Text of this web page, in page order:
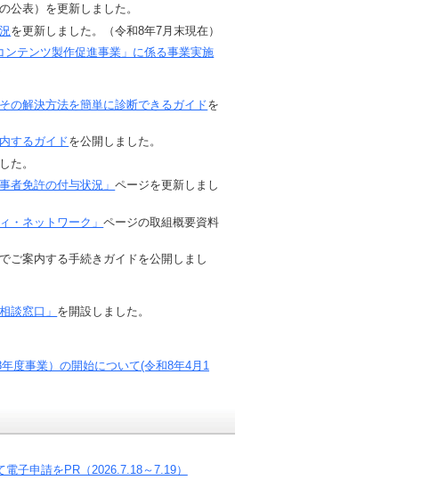
公表）を更新しました。
を更新しました。（令和8年7月末現在）
テンツ製作促進事業」に係る事業実施
の解決方法を簡単に診断できるガイドを
するガイドを公開しました。
た。
者免許の付与状況」ページを更新しまし
・ネットワーク」ページの取組概要資料
ご案内する手続きガイドを公開しまし
談窓口」 を開設しました。
度事業）の開始について(令和8年4月1
子申請をPR（2026.7.18～7.19）